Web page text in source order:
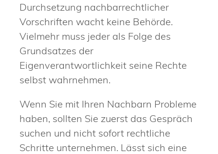
Durchsetzung nachbarrechtlicher
Vorschriften wacht keine Behörde.
Vielmehr muss jeder als Folge des
Grundsatzes der
Eigenverantwortlichkeit seine Rechte
selbst wahrnehmen.
Wenn Sie mit Ihren Nachbarn Probleme
haben, sollten Sie zuerst das Gespräch
suchen und nicht sofort rechtliche
Schritte unternehmen. Lässt sich eine